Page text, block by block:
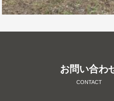
お問い合わ
CONTACT